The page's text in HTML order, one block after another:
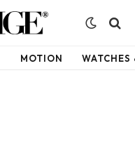
MOTION WATCHES